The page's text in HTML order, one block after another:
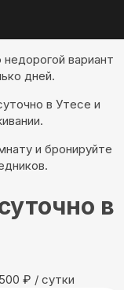
вариант
дней.
в Утесе и
и бронируйте
в
₽ / сутки